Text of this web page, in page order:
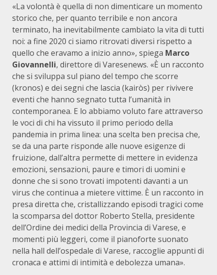
«La volontà è quella di non dimenticare un momento
storico che, per quanto terribile e non ancora
terminato, ha inevitabilmente cambiato la vita di tutti
noi: a fine 2020 ci siamo ritrovati diversi rispetto a
quello che eravamo a inizio anno», spiega Marco
Giovannelli, direttore di Varesenews. «È un racconto
che si sviluppa sul piano del tempo che scorre
(kronos) e dei segni che lascia (kairòs) per rivivere
eventi che hanno segnato tutta l’umanità in
contemporanea. E lo abbiamo voluto fare attraverso
le voci di chi ha vissuto il primo periodo della
pandemia in prima linea: una scelta ben precisa che,
se da una parte risponde alle nuove esigenze di
fruizione, dall’altra permette di mettere in evidenza
emozioni, sensazioni, paure e timori di uomini e
donne che si sono trovati impotenti davanti a un
virus che continua a mietere vittime. È un racconto in
presa diretta che, cristallizzando episodi tragici come
la scomparsa del dottor Roberto Stella, presidente
dell’Ordine dei medici della Provincia di Varese, e
momenti più leggeri, come il pianoforte suonato
nella hall dell’ospedale di Varese, raccoglie appunti di
cronaca e attimi di intimità e debolezza umana».